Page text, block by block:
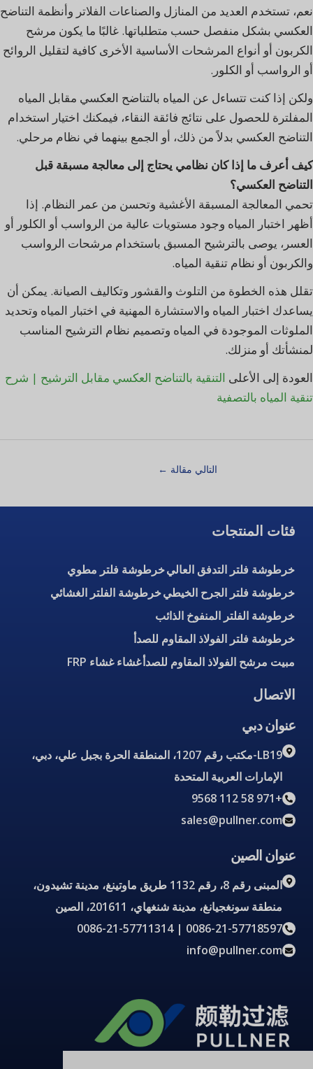
نعم، تستخدم العديد من المنازل والصناعات الفلاتر وأنظمة التناضح
العكسي بشكل منفصل حسب متطلباتها. غالبًا ما يكون مرشح
الكربون أو أنواع المرشحات الأساسية الأخرى كافية لتقليل الروائح
أو الرواسب أو الكلور.
ولكن إذا كنت تتساءل عن المياه بالتناضح العكسي مقابل المياه
المفلترة للحصول على نتائج فائقة النقاء، فيمكنك اختيار استخدام
التناضح العكسي بدلاً من ذلك، أو الجمع بينهما في نظام مرحلي.
كيف أعرف ما إذا كان نظامي يحتاج إلى معالجة مسبقة قبل
التناضح العكسي؟
تحمي المعالجة المسبقة الأغشية وتحسن من عمر النظام. إذا
أظهر اختبار المياه وجود مستويات عالية من الرواسب أو الكلور أو
العسر، يوصى بالترشيح المسبق باستخدام مرشحات الرواسب
والكربون أو نظام تنقية المياه.
تقلل هذه الخطوة من التلوث والقشور وتكاليف الصيانة. يمكن أن
يساعدك اختبار المياه والاستشارة المهنية في اختبار المياه وتحديد
الملوثات الموجودة في المياه وتصميم نظام الترشيح المناسب
لمنشأتك أو منزلك.
العودة إلى الأعلى التنقية بالتناضح العكسي مقابل الترشيح | شرح
تنقية المياه بالتصفية
التالي مقالة ←
فئات المنتجات
خرطوشة فلتر التدفق العاليخرطوشة فلتر مطوي
خرطوشة فلتر الجرح الخيطيخرطوشة الفلتر الغشائي
خرطوشة الفلتر المنفوخ الذائب
خرطوشة فلتر الفولاذ المقاوم للصدأ
مبيت مرشح الفولاذ المقاوم للصدأغشاء غشاء FRP
الاتصال
عنوان دبي
LB19-مكتب رقم 1207، المنطقة الحرة بجبل علي، دبي،
الإمارات العربية المتحدة
+971 58 112 9568
sales@pullner.com
عنوان الصين
المبنى رقم 8، رقم 1132 طريق ماوتينغ، مدينة تشيدون،
منطقة سونغجيانغ، مدينة شنغهاي، 201611، الصين
0086-21-57718597 | 0086-21-57711314
info@pullner.com